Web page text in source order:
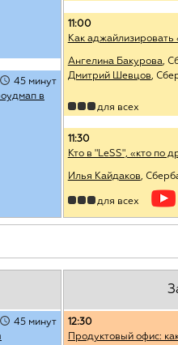
45 минут
в
11:00
Как аджайлизировать
Ангелина Бакурова,
Дмитрий Шевцов,
для всех
11:30
Кто в "LeSS", «кто по
Илья Кайдаков,
для всех
45 минут
12:30
Продуктовый офис: